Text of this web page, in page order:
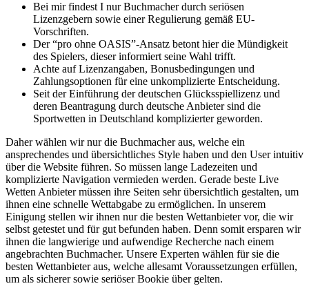
Bei mir findest I nur Buchmacher durch seriösen
Lizenzgebern sowie einer Regulierung gemäß EU-
Vorschriften.
Der “pro ohne OASIS”-Ansatz betont hier die Mündigkeit
des Spielers, dieser informiert seine Wahl trifft.
Achte auf Lizenzangaben, Bonusbedingungen und
Zahlungsoptionen für eine unkomplizierte Entscheidung.
Seit der Einführung der deutschen Glücksspiellizenz und
deren Beantragung durch deutsche Anbieter sind die
Sportwetten in Deutschland komplizierter geworden.
Daher wählen wir nur die Buchmacher aus, welche ein
ansprechendes und übersichtliches Style haben und den User intuitiv
über die Website führen. So müssen lange Ladezeiten und
komplizierte Navigation vermieden werden. Gerade beste Live
Wetten Anbieter müssen ihre Seiten sehr übersichtlich gestalten, um
ihnen eine schnelle Wettabgabe zu ermöglichen. In unserem
Einigung stellen wir ihnen nur die besten Wettanbieter vor, die wir
selbst getestet und für gut befunden haben. Denn somit ersparen wir
ihnen die langwierige und aufwendige Recherche nach einem
angebrachten Buchmacher. Unsere Experten wählen für sie die
besten Wettanbieter aus, welche allesamt Voraussetzungen erfüllen,
um als sicherer sowie seriöser Bookie über gelten.